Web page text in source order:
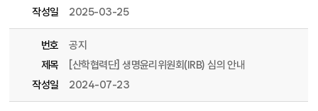
작성일
2025-03-25
번호
공지
제목
[산학협력단] 생명윤리위원회(IRB) 심의 안내
작성일
2024-07-23